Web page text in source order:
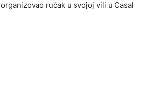
ručak u svojoj vili u Casal